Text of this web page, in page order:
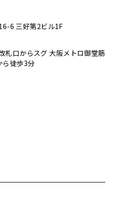
6 三好第2ビル1F
札口からスグ 大阪メトロ御堂筋
ら徒歩3分